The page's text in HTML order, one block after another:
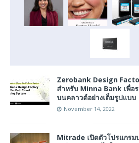
Zerobank Design
สำหรับ Minna Bank เพื่อ
บนคลาวด์อย่างเต็มรูปแบบ
November 14, 2022
Mitrade เปิดตัวโปรแกรม